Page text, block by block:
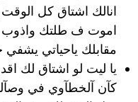
انالك اشتاق كل
اموت ف طلتك
مقابلك ياحياتي
يا ليت لو اشتاق لك
كآن آلخطآوي في